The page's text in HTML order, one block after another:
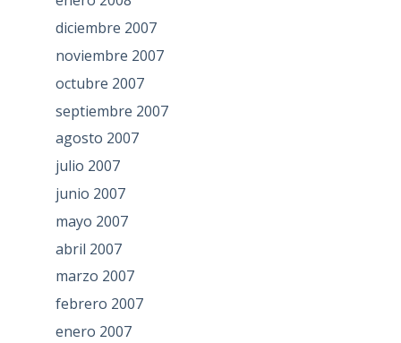
diciembre 2007
noviembre 2007
octubre 2007
septiembre 2007
agosto 2007
julio 2007
junio 2007
mayo 2007
abril 2007
marzo 2007
febrero 2007
enero 2007